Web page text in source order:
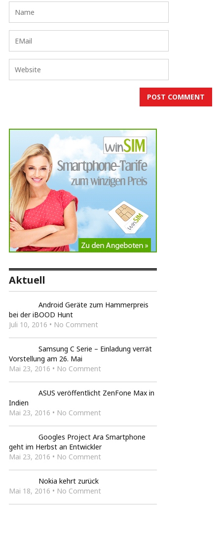
Aktuell
Android Geräte zum Hammerpreis
bei der iBOOD Hunt
Juli 10, 2016 • No Comment
Samsung C Serie – Einladung verrät
Vorstellung am 26. Mai
Mai 23, 2016 • No Comment
ASUS veröffentlicht ZenFone Max in
Indien
Mai 23, 2016 • No Comment
Googles Project Ara Smartphone
geht im Herbst an Entwickler
Mai 23, 2016 • No Comment
Nokia kehrt zurück
Mai 18, 2016 • No Comment